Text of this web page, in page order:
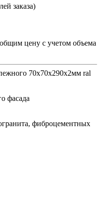
заказа)
цену с учетом объема
70х70х290х2мм ral
фасада
фиброцементных